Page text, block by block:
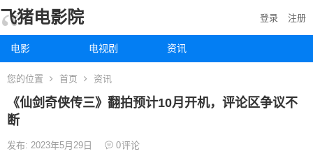
飞猪电影院
电影 电视剧 资讯
登录 注册
您的位置 首页 资讯
《仙剑奇侠传三》翻拍预计10月开机，评论区争议不
断
发布: 2023年5月29日 0评论